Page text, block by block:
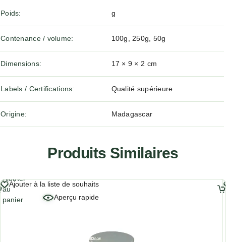
Poids g
Dimensions 17 × 9 × 2 cm
Labels / Certifications Qualité supérieure
Origine Madagascar
Contenance / volume 100g, 250g, 50g
Produits Similaires
Ajouter à la liste de souhaits
Aperçu rapide
Ajouter
au
panier